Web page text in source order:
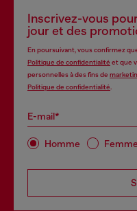
Inscrivez-vous
jour et des
En poursuivant, vous confirmez
Politique de confidentialité et que
personnelles à des fins de
Politique de confidentialité
E-mail*
Homme Femme